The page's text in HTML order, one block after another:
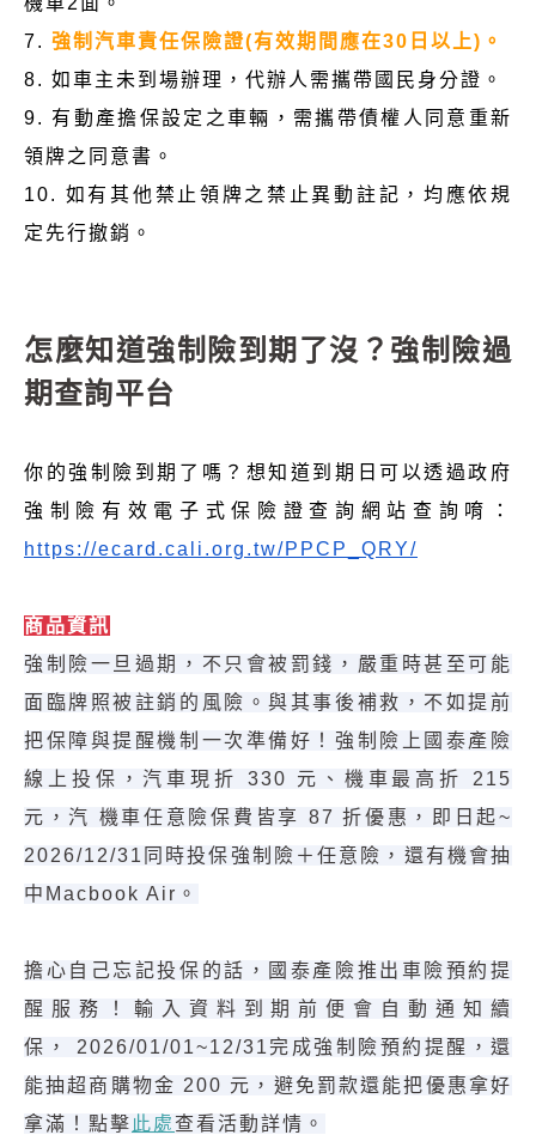
7. 強制汽車責任保險證(有效期間應在30日以上)。
8. 如車主未到場辦理，代辦人需攜帶國民身分證。
9. 有動產擔保設定之車輛，需攜帶債權人同意重新
領牌之同意書。
10. 如有其他禁止領牌之禁止異動註記，均應依規
定先行撤銷。
怎麼知道強制險到期了沒？強制險過
期查詢平台
你的強制險到期了嗎？想知道到期日可以透過政府
強制險有效電子式保險證查詢網站查詢唷：
https://ecard.cali.org.tw/PPCP_QRY/
商品資訊
強制險一旦過期，不只會被罰錢，嚴重時甚至可能
面臨牌照被註銷的風險。與其事後補救，不如提前
把保障與提醒機制一次準備好！強制險上國泰產險
線上投保，汽車現折 330 元、機車最高折 215
元，汽 機車任意險保費皆享 87 折優惠，即日起~
2026/12/31同時投保強制險＋任意險，還有機會抽
中Macbook Air。
擔心自己忘記投保的話，國泰產險推出車險預約提
醒服務！輸入資料到期前便會自動通知續
保， 2026/01/01~12/31完成強制險預約提醒，還
能抽超商購物金 200 元，避免罰款還能把優惠拿好
拿滿！點擊 此處 查看活動詳情。